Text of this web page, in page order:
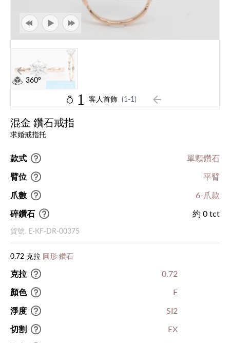
360°
1 客人首飾 (1-1)
混金 鑽石戒指
求婚戒指托
款式 單顆鑽石
臂位 平臂
爪數 6-爪款
碎鑽石 約 0 tct
貨號. E-KF-DR-00375
0.72 克拉 圓形 鑽石
克拉 0.72
顏色 E
淨度 SI2
切割 EX